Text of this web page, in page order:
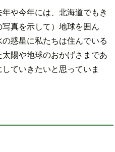
や今年には、北海道でもき
真を示して）地球を囲ん
惑星に私たちは住んでいる
陽や地球のおかげさまであ
ていきたいと思っていま